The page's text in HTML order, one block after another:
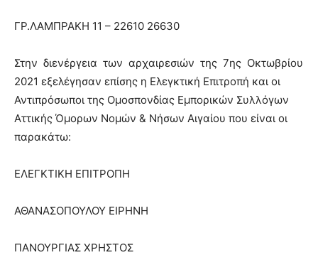
ΓΡ.ΛΑΜΠΡΑΚΗ 11 – 22610 26630
Στην διενέργεια των αρχαιρεσιών της 7ης Οκτωβρίου
2021 εξελέγησαν επίσης η Ελεγκτική Επιτροπή και οι
Αντιπρόσωποι της Ομοσπονδίας Εμπορικών Συλλόγων
Αττικής Όμορων Νομών & Νήσων Αιγαίου που είναι οι
παρακάτω:
ΕΛΕΓΚΤΙΚΗ ΕΠΙΤΡΟΠΗ
ΑΘΑΝΑΣΟΠΟΥΛΟΥ ΕΙΡΗΝΗ
ΠΑΝΟΥΡΓΙΑΣ ΧΡΗΣΤΟΣ